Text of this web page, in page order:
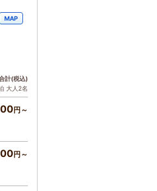
MAP
計(税込)
大人2名
円～
円～